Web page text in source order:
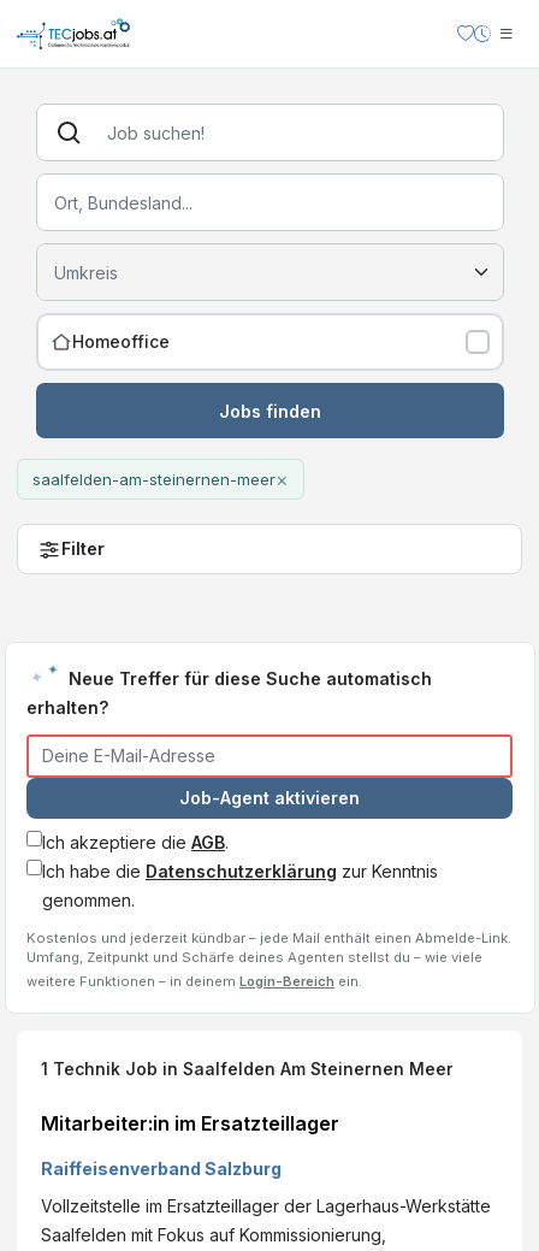
Homeoffice
Jobs finden
saalfelden-am-steinernen-meer×
Filter
Neue Treffer für diese Suche automatisch
erhalten?
Job-Agent aktivieren
Ich akzeptiere die AGB.
Ich habe die Datenschutzerklärung zur Kenntnis
genommen.
Kostenlos und jederzeit kündbar – jede Mail enthält einen Abmelde-Link.
Umfang, Zeitpunkt und Schärfe deines Agenten stellst du – wie viele
weitere Funktionen – in deinem Login-Bereich ein.
1 Technik Job in Saalfelden Am Steinernen Meer
Mitarbeiter:in im Ersatzteillager
Raiffeisenverband Salzburg
Vollzeitstelle im Ersatzteillager der Lagerhaus-Werkstätte
Saalfelden mit Fokus auf Kommissionierung,